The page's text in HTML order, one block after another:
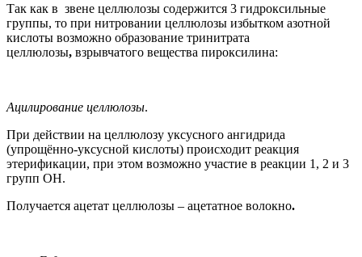
Так как в звене целлюлозы содержится 3 гидроксильные
группы, то при нитровании целлюлозы избытком азотной
кислоты возможно образование тринитрата
целлюлозы, взрывчатого вещества пироксилина:
Ацилирование целлюлозы.
При действии на целлюлозу уксусного ангидрида
(упрощённо-уксусной кислоты) происходит реакция
этерификации, при этом возможно участие в реакции 1, 2 и 3
групп ОН.
Получается ацетат целлюлозы – ацетатное волокно.